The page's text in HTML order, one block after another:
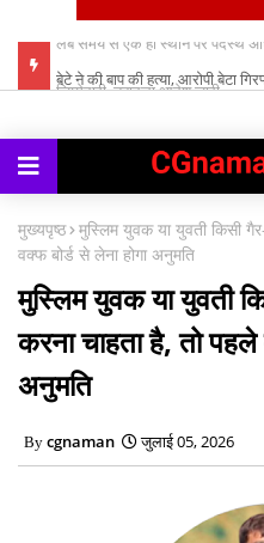
बेटे ने की बाप की हत्या, आरोपी बेटा
मुख्यपृष्ठ मुस्लिम युवक या युवती किसी
वक्फ बोर्ड से लेना होगा अनुमति
मुस्लिम युवक या युवती
करना चाहता है, तो पहले
अनुमति
cgnaman जुलाई 05, 2026